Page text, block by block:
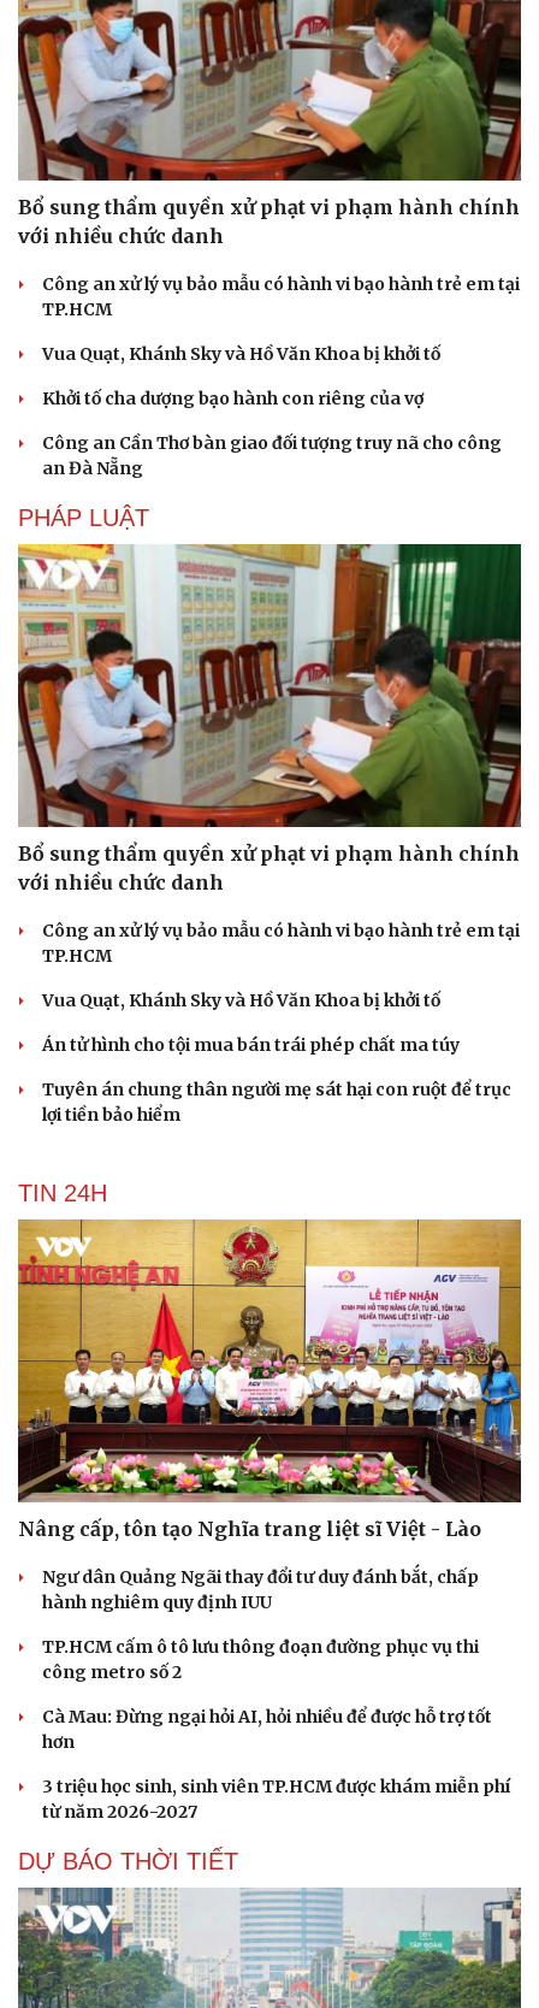
Du lịch
Tư vấn
Săn Tour
check-in
Podcast
Câu chuyện thời sự
Đọc truyện đêm khuya
Cửa sổ tình yêu
Kể chuyện cho bé
Hạt giống tâm hồn
Bổ sung thẩm quyền xử phạt vi phạm hành chính
với nhiều chức danh
Công an xử lý vụ bảo mẫu có hành vi bạo hành trẻ em tại
TP.HCM
Vua Quạt, Khánh Sky và Hồ Văn Khoa bị khởi tố
Khởi tố cha dượng bạo hành con riêng của vợ
Công an Cần Thơ bàn giao đối tượng truy nã cho công
an Đà Nẵng
PHÁP LUẬT
Bổ sung thẩm quyền xử phạt vi phạm hành chính
với nhiều chức danh
Công an xử lý vụ bảo mẫu có hành vi bạo hành trẻ em tại
TP.HCM
Vua Quạt, Khánh Sky và Hồ Văn Khoa bị khởi tố
Án tử hình cho tội mua bán trái phép chất ma túy
Tuyên án chung thân người mẹ sát hại con ruột để trục
lợi tiền bảo hiểm
TIN 24H
Nâng cấp, tôn tạo Nghĩa trang liệt sĩ Việt - Lào
Ngư dân Quảng Ngãi thay đổi tư duy đánh bắt, chấp
hành nghiêm quy định IUU
TP.HCM cấm ô tô lưu thông đoạn đường phục vụ thi
công metro số 2
Cà Mau: Đừng ngại hỏi AI, hỏi nhiều để được hỗ trợ tốt
hơn
3 triệu học sinh, sinh viên TP.HCM được khám miễn phí
từ năm 2026-2027
DỰ BÁO THỜI TIẾT